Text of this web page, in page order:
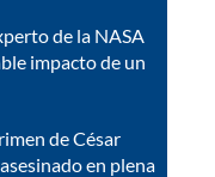
de la NASA
impacto de un
de César
en plena